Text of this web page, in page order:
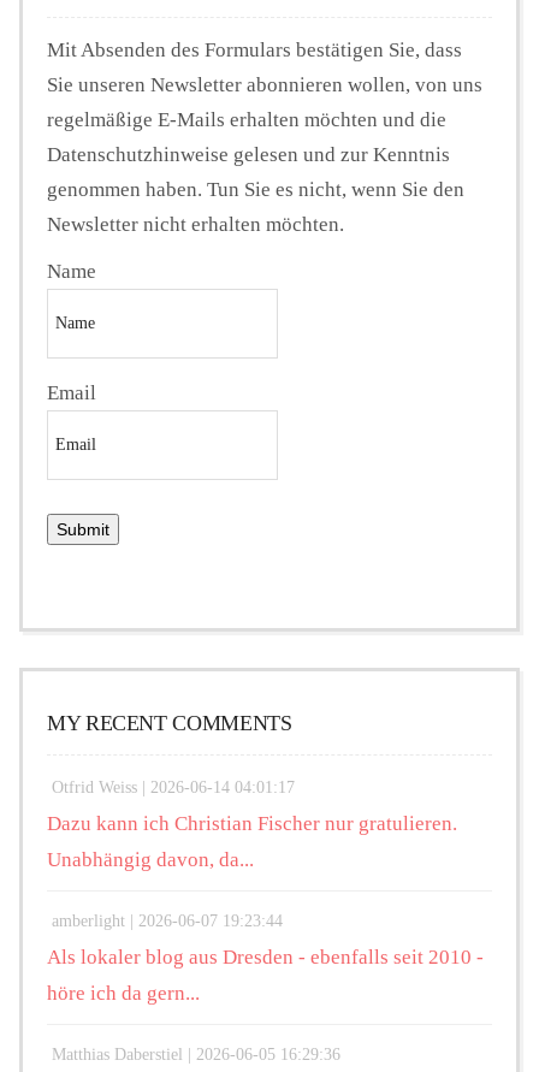
Mit Absenden des Formulars bestätigen Sie, dass
Sie unseren Newsletter abonnieren wollen, von uns
regelmäßige E-Mails erhalten möchten und die
Datenschutzhinweise gelesen und zur Kenntnis
genommen haben. Tun Sie es nicht, wenn Sie den
Newsletter nicht erhalten möchten.
Name
Email
MY RECENT COMMENTS
Otfrid Weiss | 2026-06-14 04:01:17
Dazu kann ich Christian Fischer nur gratulieren.
Unabhängig davon, da...
amberlight | 2026-06-07 19:23:44
Als lokaler blog aus Dresden - ebenfalls seit 2010 -
höre ich da gern...
Matthias Daberstiel | 2026-06-05 16:29:36